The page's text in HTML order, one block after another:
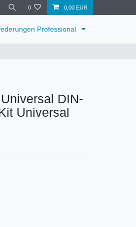
0 0,00 EUR
Professional
DIN-
Universal